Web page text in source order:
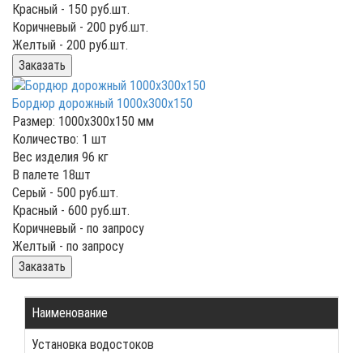
Красный - 150 руб.шт.
Коричневый - 200 руб.шт.
Желтый - 200 руб.шт.
Заказать
Бордюр дорожный 1000x300x150
Размер: 1000x300x150 мм
Количество: 1 шт
Вес изделия 96 кг
В палете 18шт
Серый - 500 руб.шт.
Красный - 600 руб.шт.
Коричневый - по запросу
Желтый - по запросу
Заказать
Наименование
Установка водостоков